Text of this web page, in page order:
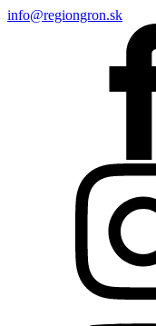
info@regiongron.sk